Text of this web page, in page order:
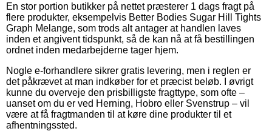
En stor portion butikker på nettet præsterer 1 dags fragt på
flere produkter, eksempelvis Better Bodies Sugar Hill Tights
Graph Melange, som trods alt antager at handlen laves
inden et angivent tidspunkt, så de kan nå at få bestillingen
ordnet inden medarbejderne tager hjem.
Nogle e-forhandlere sikrer gratis levering, men i reglen er
det påkrævet at man indkøber for et præcist beløb. I øvrigt
kunne du overveje den prisbilligste fragttype, som ofte –
uanset om du er ved Herning, Hobro eller Svenstrup – vil
være at få fragtmanden til at køre dine produkter til et
afhentningssted.